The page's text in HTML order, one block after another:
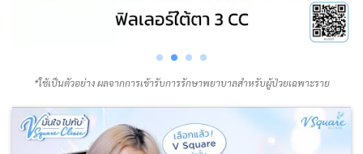
*ใช้เป็นตัวอย่าง ผลจากการเข้ารับการรักษาพยาบาลสำหรับผู้ป่วยเฉพาะราย